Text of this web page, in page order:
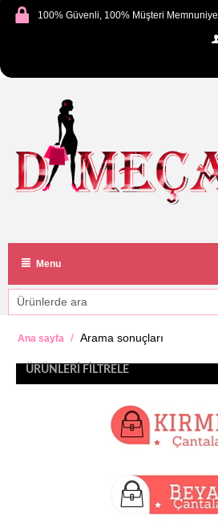
100% Güvenli, 100% Müşteri
Menu
Ana sayfa / Arama sonuçları
ÜRÜNLERI FILTRELE